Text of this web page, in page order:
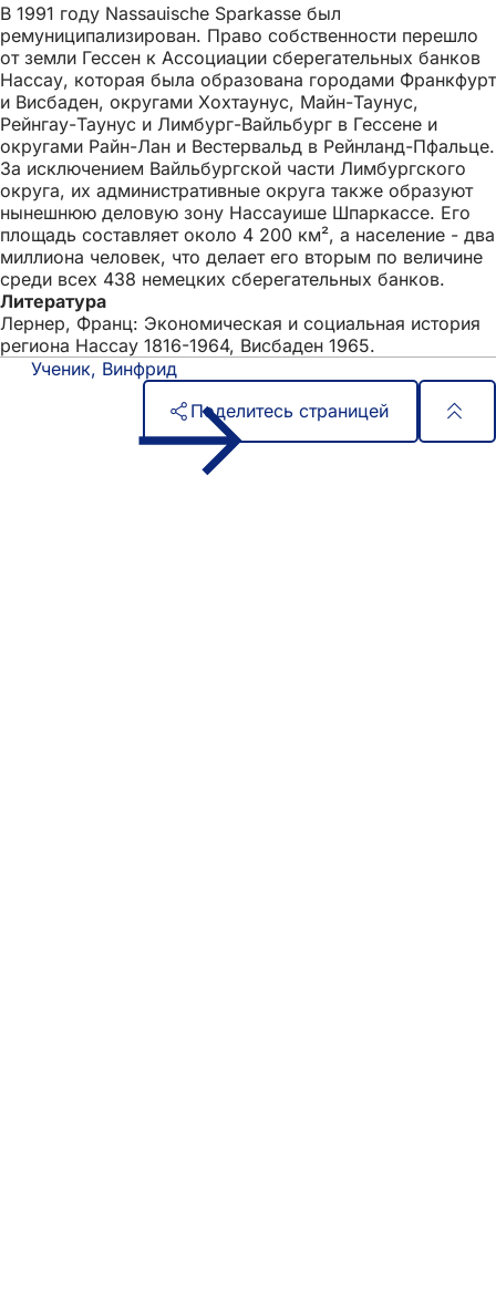
В 1991 году Nassauische Sparkasse был
ремуниципализирован. Право собственности перешло
от земли Гессен к Ассоциации сберегательных банков
Нассау, которая была образована городами Франкфурт
и Висбаден, округами Хохтаунус, Майн-Таунус,
Рейнгау-Таунус и Лимбург-Вайльбург в Гессене и
округами Райн-Лан и Вестервальд в Рейнланд-Пфальце.
За исключением Вайльбургской части Лимбургского
округа, их административные округа также образуют
нынешнюю деловую зону Нассауише Шпаркассе. Его
площадь составляет около 4 200 км², а население - два
миллиона человек, что делает его вторым по величине
среди всех 438 немецких сберегательных банков.
Литература
Лернер, Франц: Экономическая и социальная история
региона Нассау 1816-1964, Висбаден 1965.
Ученик, Винфрид
Поделитесь страницей